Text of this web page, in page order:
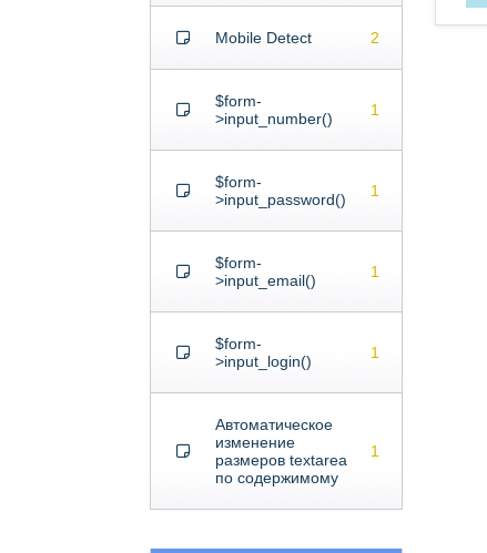
Mobile Detect 2
$form-
>input_number()
1
$form-
>input_password()
1
$form-
>input_email()
1
$form-
>input_login()
1
Автоматическое
изменение
размеров textarea
по содержимому
1